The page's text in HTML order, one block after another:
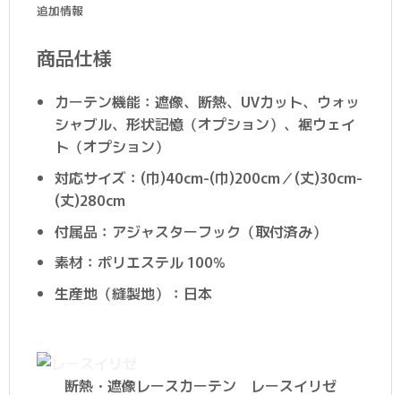
追加情報
商品仕様
カーテン機能：遮像、断熱、UVカット、ウォッ
シャブル、形状記憶（オプション）、裾ウェイ
ト（オプション）
対応サイズ：(巾)40cm-(巾)200cm／(丈)30cm-
(丈)280cm
付属品：アジャスターフック（取付済み）
素材：ポリエステル 100%
生産地（縫製地）：日本
断熱・遮像レースカーテン レースイリゼ